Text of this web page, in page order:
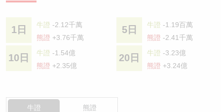
1日 牛證 -2.12千萬
熊證 +3.76千萬
5日 牛證 -1.19百萬
熊證 -2.41千萬
10日 牛證 -1.54億
熊證 +2.35億
20日 牛證 -3.23億
熊證 +3.24億
牛證 熊證